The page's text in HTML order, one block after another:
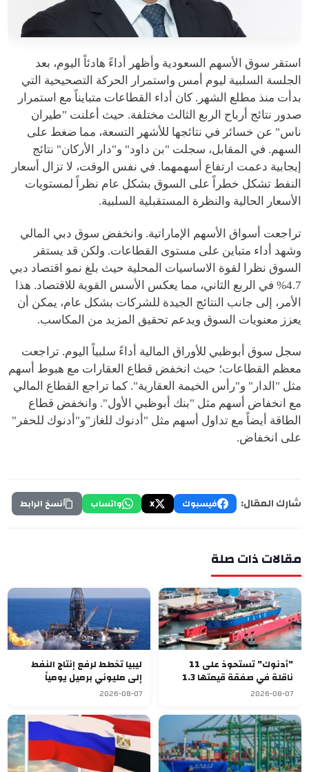
استقر سوق الأسهم السعودية وأظهر أداءً هادئاً اليوم، بعد
الجلسة السلبية ليوم أمس واستمرار الحركة التصحيحية التي
بدأت منذ مطلع الشهر. كان أداء القطاعات متبايناً مع استمرار
صدور نتائج أرباح الربع الثالث مختلفة. حيث أعلنت "طيران
ناس" عن خسائر في نتائجها للأشهر التسعة، مما ضغط على
السهم. في المقابل، سجلت "بن داود" و"دار الأركان" نتائج
إيجابية دعمت ارتفاع أسهمهما. في نفس الوقت، لا تزال أسعار
النفط تشكل خطراً على السوق بشكل عام نظراً لمستويات
الأسعار الحالية والنظرة المستقبلية السلبية.
تراجعت أسواق الأسهم الإماراتية. وانخفض سوق دبي المالي
وشهد أداء متباين على مستوى القطاعات. ولكن قد يستقر
السوق نظرا لقوة الاساسيات المحلية حيث بلغ نمو اقتصاد دبي
4.7% في الربع الثاني، مما يعكس الأسس القوية للاقتصاد. هذا
الأمر، إلى جانب النتائج الجيدة للشركات بشكل عام، يمكن أن
يعزز معنويات السوق ويدعم تحقيق المزيد من المكاسب.
سجل سوق أبوظبي للأوراق المالية أداءً سلبياً اليوم. تراجعت
معظم القطاعات؛ حيث انخفض قطاع العقارات مع هبوط أسهم
مثل "الدار" و"رأس الخيمة العقارية". كما تراجع القطاع المالي
مع انخفاض أسهم مثل "بنك أبوظبي الأول". وانخفض قطاع
الطاقة أيضاً مع تداول أسهم مثل "أدنوك للغاز"و"أدنوك للحفر"
على انخفاض.
شارك المقال: فيسبوك X واتساب نسخ الرابط
مقالات ذات صلة
"أدنوك" تستحوذ على 11
ناقلة في صفقة قيمتها 1.3
مليار دولار
2026-08-07
ليبيا تخطط لرفع إنتاج النفط
إلى مليوني برميل يومياً
2026-08-07